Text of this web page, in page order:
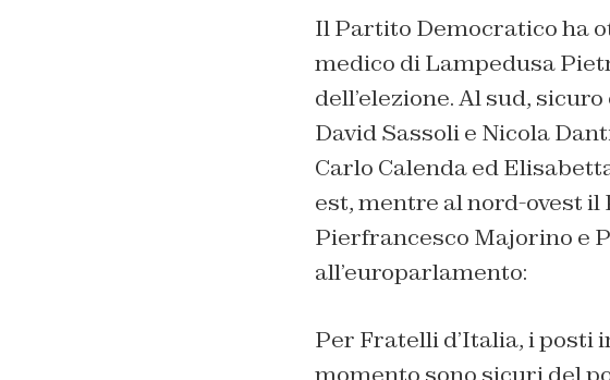
Il Partito Democratico ha
medico di Lampedusa
dell’elezione. Al sud,
David Sassoli e Nicola
Carlo Calenda ed
est, mentre al nord-ovest il
Pierfrancesco Majorino e
all’europarlamento:
Per Fratelli d’Italia, i posti